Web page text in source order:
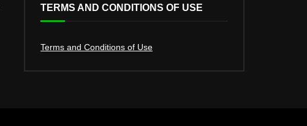
TERMS AND CONDITIONS OF USE
Terms and Conditions of Use